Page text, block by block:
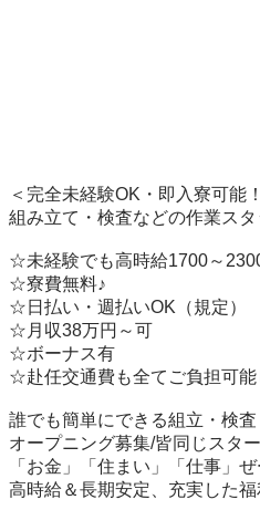
＜完全未経験OK・即入寮可能
組み立て・検査などの作業スタ
☆未経験でも高時給1700～
☆寮費無料♪
☆日払い・週払いOK（規定）
☆月収38万円～可
☆ボーナス有
☆赴任交通費も全てご負担可能
誰でも簡単にできる組立・検査
オープニング募集/皆同じ
「お金」「住まい」「仕
高時給＆長期安定、充実した